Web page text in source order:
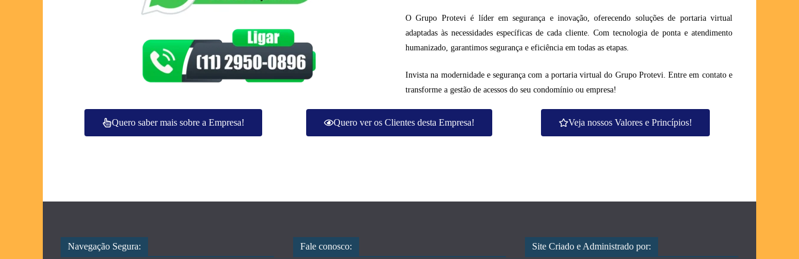
O Grupo Protevi é líder em segurança e inovação, oferecendo soluções de portaria virtual
adaptadas às necessidades específicas de cada cliente. Com tecnologia de ponta e atendimento
humanizado, garantimos segurança e eficiência em todas as etapas.
Invista na modernidade e segurança com a portaria virtual do Grupo Protevi. Entre em contato e
transforme a gestão de acessos do seu condomínio ou empresa!
Quero saber mais sobre a Empresa! Quero ver os Clientes desta Empresa! Veja nossos Valores e Princípios!
Navegação Segura: Fale conosco: Site Criado e Administrado por: